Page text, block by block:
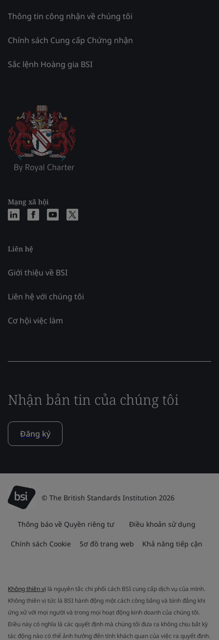
Thông tin công nhận về chúng tôi
Chính sách Cung cấp Chứng nhận
Sắc lệnh Hoàng gia BSI
Mạng xã hội
Liên hệ
Giới thiệu về BSI
Liên hệ với chúng tôi
Cơ hội việc làm
Nhận bản tin của chúng tôi
Đăng ký
© The British Standards Institution 2026
Thông báo về Quyền riêng tư Điều khoản sử dụng
Chính sách Cookie Sơ đồ trang web Khả năng tiếp cận
Không thiên vị là nguyên tắc chi phối cách BSI cung cấp dịch vụ của mình.
Không thiên vị tức là BSI hành động một cách công bằng và bình đẳng khi
ứng xử với mọi người và trong mọi hoạt động kinh doanh của chúng tôi.
Điều này có nghĩa là các quyết định mà chúng tôi đưa ra không chịu bất kỳ
tác động nào có thể ảnh hưởng đến tính khách quan của việc ra quyết định.